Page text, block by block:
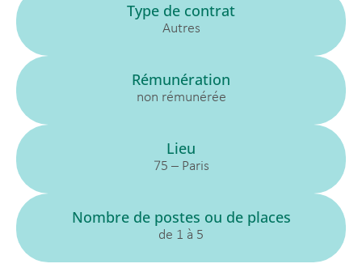
Type de contrat
Autres
Rémunération
non rémunérée
Lieu
75 – Paris
Nombre de postes ou de places
de 1 à 5